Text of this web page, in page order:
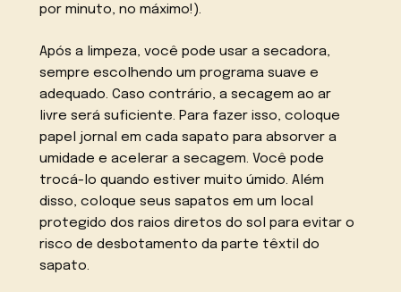
por minuto, no máximo!).
Após a limpeza, você pode usar a secadora,
sempre escolhendo um programa suave e
adequado. Caso contrário, a secagem ao ar
livre será suficiente. Para fazer isso, coloque
papel jornal em cada sapato para absorver a
umidade e acelerar a secagem. Você pode
trocá-lo quando estiver muito úmido. Além
disso, coloque seus sapatos em um local
protegido dos raios diretos do sol para evitar o
risco de desbotamento da parte têxtil do
sapato.